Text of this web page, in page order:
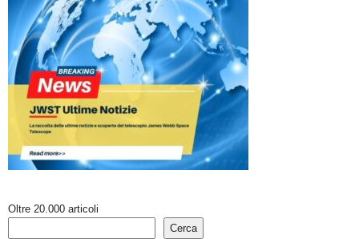
Oltre 20.000 articoli
Cerca